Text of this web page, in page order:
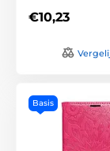
€10,23
Basis